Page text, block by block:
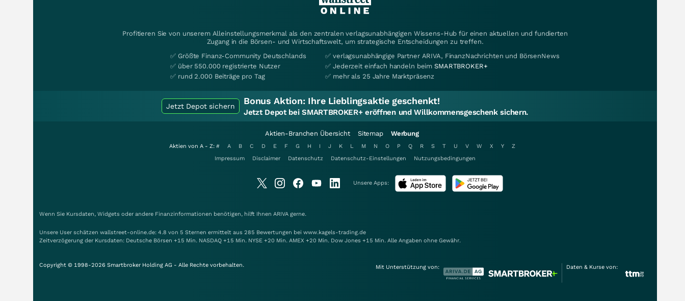
Profitieren Sie von unserem Alleinstellungsmerkmal als den zentralen verlagsunabhängigen Wissens-Hub für einen aktuellen und fundierten
Zugang in die Börsen- und Wirtschaftswelt, um strategische Entscheidungen zu treffen.
✅ Größte Finanz-Community Deutschlands
✅ über 550.000 registrierte Nutzer
✅ rund 2.000 Beiträge pro Tag
✅ verlagsunabhängige Partner ARIVA, FinanzNachrichten und BörsenNews
✅ Jederzeit einfach handeln beimSMARTBROKER+
✅ mehr als 25 Jahre Marktpräsenz
Jetzt Depot sichern Bonus Aktion: Ihre Lieblingsaktie geschenkt!
Jetzt Depot bei SMARTBROKER+ eröffnen und Willkommensgeschenk sichern.
Aktien-Branchen Übersicht Sitemap Werbung
Aktien von A - Z: # A B C D E F G H I J K L M N O P Q R S T U V W X Y
Z
Impressum
Disclaimer Datenschutz Datenschutz-Einstellungen Nutzungsbedingungen
Unsere Apps:
Wenn Sie Kursdaten, Widgets oder andere Finanzinformationen benötigen, hilft Ihnen ARIVA gerne.
Unsere User schätzen wallstreet-online.de: 4.8 von 5 Sternen ermittelt aus 285 Bewertungen bei www.kagels-trading.de
Zeitverzögerung der Kursdaten: Deutsche Börsen +15 Min. NASDAQ +15 Min. NYSE +20 Min. AMEX +20 Min. Dow Jones +15 Min. Alle Angaben ohne Gewähr.
Copyright © 1998-2026 Smartbroker Holding AG - Alle Rechte vorbehalten. Mit Unterstützung von: Daten & Kurse von: